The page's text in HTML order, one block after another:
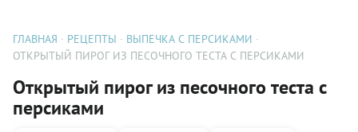
ГЛАВНАЯ РЕЦЕПТЫ
ВЫПЕЧКА С ПЕРСИКАМИ
ОТКРЫТЫЙ ПИРОГ ИЗ ПЕСОЧНОГО ТЕСТА С ПЕРСИКАМИ
Открытый пирог из песочного теста с
персиками